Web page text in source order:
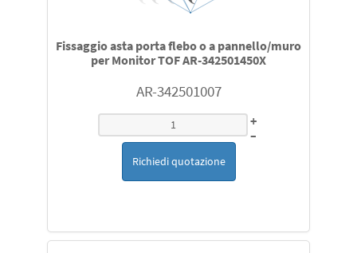
Fissaggio asta porta flebo o a pannello/muro
per Monitor TOF AR-342501450X
AR-342501007
+
–
Richiedi quotazione